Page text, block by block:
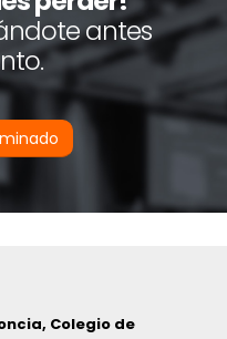
antes
Colegio de